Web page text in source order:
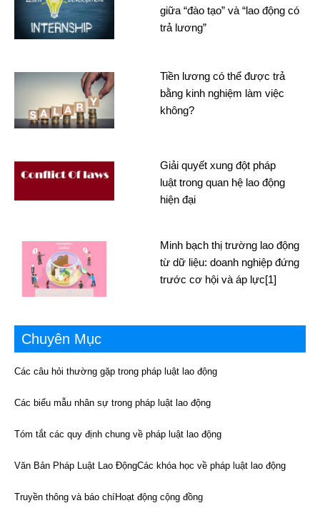
giữa “đào tạo” và “lao động có
trả lương”
Tiền lương có thể được trả
bằng kinh nghiệm làm việc
không?
Giải quyết xung đột pháp
luật trong quan hệ lao động
hiện đại
Minh bạch thị trường lao động
từ dữ liệu: doanh nghiệp đứng
trước cơ hội và áp lực[1]
Chuyên Mục
Các câu hỏi thường gặp trong pháp luật lao động
Các biểu mẫu nhân sự trong pháp luật lao động
Tóm tắt các quy định chung về pháp luật lao động
Văn Bản Pháp Luật Lao ĐộngCác khóa học về pháp luật lao động
Truyền thông và báo chíHoạt động cộng đồng